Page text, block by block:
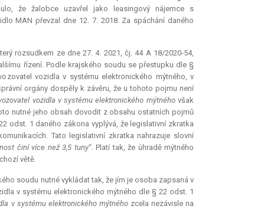
že žalobce uzavřel jako leasingový nájemce s
MAN převzal dne 12. 7. 2018. Za spáchání daného
rozsudkem ze dne 27. 4. 2021, čj. 44 A 18/2020-54,
řízení. Podle krajského soudu se přestupku dle §
vozidla v systému elektronického mýtného, v
orgány dospěly k závěru, že u tohoto pojmu není
vozidla v systému elektronického mýtnéhovšak
nutné jeho obsah dovodit z obsahu ostatních pojmů
odst. 1 daného zákona vyplývá, že legislativní zkratka
Tato legislativní zkratka nahrazuje slovní
činí více než 3,5 tuny“. Platí tak, že úhradě mýtného
větě.
soudu nutné vykládat tak, že jím je osoba zapsaná v
v systému elektronického mýtného dle § 22 odst. 1
v systému elektronického mýtnéhozcela nezávisle na